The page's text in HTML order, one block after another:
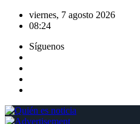
Saltar
viernes, 7 agosto 2026
08:24
Síguenos